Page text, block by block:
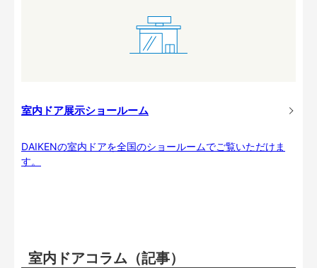
室内ドア展示ショールーム
DAIKENの室内ドアを全国のショールームでご覧いただけま
す。
室内ドアコラム（記事）